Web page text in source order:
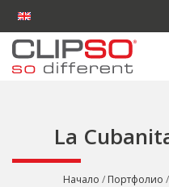
La
Начало / Портфолио